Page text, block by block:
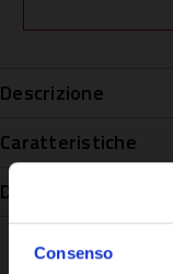
Consenso
Descrizione
Caratteristiche
Disponibilità